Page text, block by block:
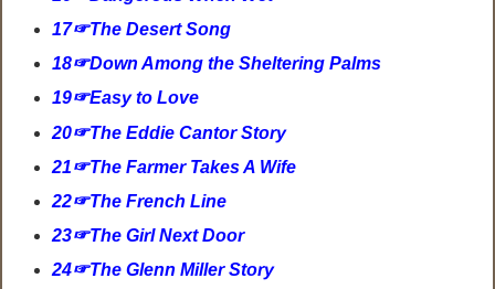
17☞The Desert Song
18☞Down Among the Sheltering Palms
19☞Easy to Love
20☞The Eddie Cantor Story
21☞The Farmer Takes A Wife
22☞The French Line
23☞The Girl Next Door
24☞The Glenn Miller Story